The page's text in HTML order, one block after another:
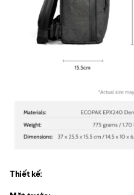
Thiết kế: